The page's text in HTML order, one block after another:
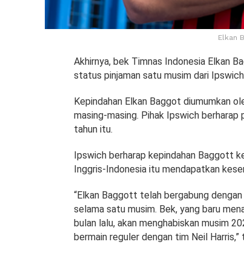
Elkan
Akhirnya, bek Timnas Indonesia Elkan
status pinjaman satu musim dari
Kepindahan Elkan Baggot diumumkan
masing-masing. Pihak Ipswich
tahun itu.
Ipswich berharap kepindahan Baggott
Inggris-Indonesia itu mendapatkan
“Elkan Baggott telah bergabung
selama satu musim. Bek, yang baru
bulan lalu, akan menghabiskan musim
bermain reguler dengan tim Neil